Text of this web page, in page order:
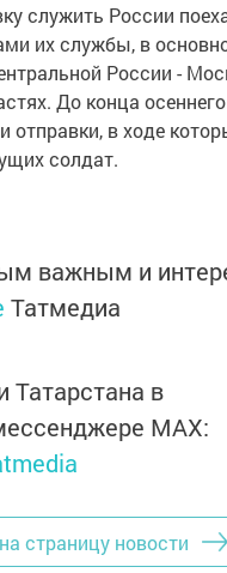
служить России
их службы, в
России -
До конца
отправки, в ходе
солдат.
важным и
Татмедиа
Татарстана в
MАХ:
страницу новости